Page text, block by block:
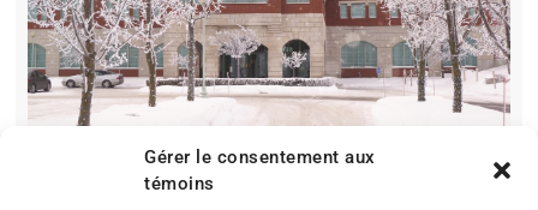
Gérer le consentement aux
témoins